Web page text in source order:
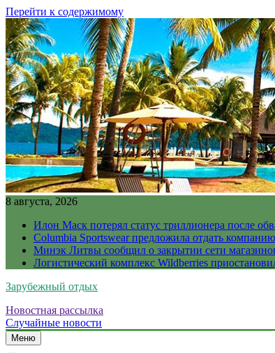
Перейти к содержимому
8 августа, 2026
Илон Маск потерял статус триллионера после
Columbia Sportswear предложила отдать
Минэк Литвы сообщил о закрытии сети
Логистический комплекс Wildberries
Зарубежный отдых
Новостная рассылка
Случайные новости
Меню